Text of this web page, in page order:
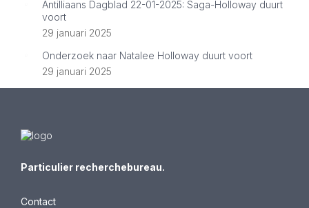
Antilliaans Dagblad 22-01-2025: Saga-Holloway duurt
voort
29 januari 2025
Onderzoek naar Natalee Holloway duurt voort
29 januari 2025
Particulier recherchebureau.
Contact